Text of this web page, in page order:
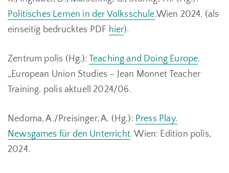
Politisches Lernen in der Volksschule.Wien 2024. (als
einseitig bedrucktes PDF hier).
Zentrum polis (Hg.): Teaching and Doing Europe.
„European Union Studies – Jean Monnet Teacher
Training. polis aktuell 2024/06.
Nedoma, A./Preisinger, A. (Hg.): Press Play.
Newsgames für den Unterricht. Wien: Edition polis,
2024.